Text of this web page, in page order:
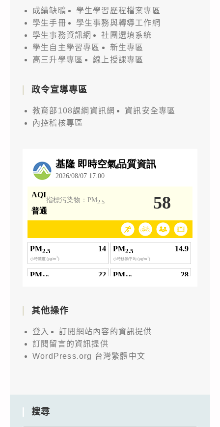
成績缺曠
學生學習歷程檔案專區
學生手冊
學生事務與轉導工作網
學生事務資訊網
社團選填系統
學生自主學習專區
新生專區
高三升學專區
線上授課專區
政令宣導專區
教育部108課綱資訊網
資訊安全專區
內控稽核專區
其他操作
登入
訂閱網站內容的資訊提供
訂閱留言的資訊提供
WordPress.org 台灣繁體中文
搜尋